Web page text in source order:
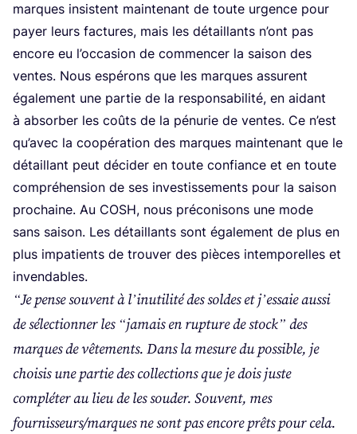
marques insistent main­te­nant de toute urgence pour
payer leurs fac­tures, mais les détaillants n’ont pas
encore eu l’oc­ca­sion de com­men­cer la sai­son des
ventes. Nous espé­rons que les marques assurent
éga­le­ment une par­tie de la res­pon­sa­bi­li­té, en aidant
à absor­ber les coûts de la pénu­rie de ventes. Ce n’est
qu’a­vec la coopé­ra­tion des marques main­te­nant que le
détaillant peut déci­der en toute confiance et en toute
com­pré­hen­sion de ses inves­tis­se­ments pour la sai­son
pro­chaine. Au COSH, nous pré­co­ni­sons une mode
sans sai­son. Les détaillants sont éga­le­ment de plus en
plus impa­tients de trou­ver des pièces intem­po­relles et
invendables.
“Je pense sou­vent à l’i­nu­ti­li­té des soldes et j’es­saie aus­si
de sélec­tion­ner les “jamais en rup­ture de stock” des
marques de vête­ments. Dans la mesure du pos­sible, je
choi­sis une par­tie des col­lec­tions que je dois juste
com­plé­ter au lieu de les sou­der. Sou­vent, mes
fournisseurs/​marques ne sont pas encore prêts pour cela.